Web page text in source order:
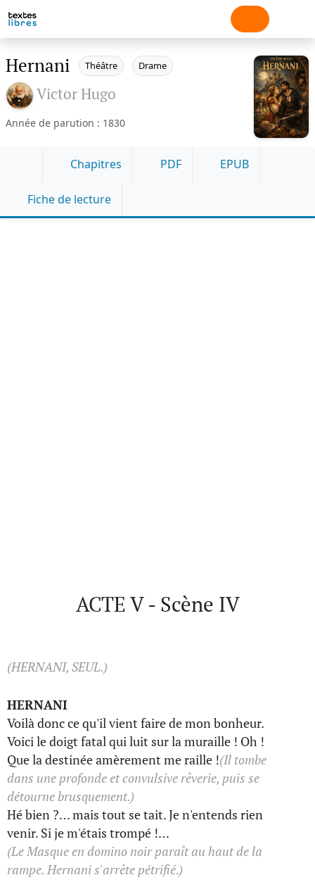
Hernani Théâtre Drame
Victor Hugo
Année de parution : 1830
Chapitres PDF EPUB
Fiche de lecture
ACTE V - Scène IV
(HERNANI, SEUL.)
HERNANI
Voilà donc ce qu'il vient faire de mon bonheur.
Voici le doigt fatal qui luit sur la muraille ! Oh !
Que la destinée amèrement me raille !(Il tombe
dans une profonde et convulsive rêverie, puis se
détourne brusquement.)
Hé bien ?… mais tout se tait. Je n'entends rien
venir. Si je m'étais trompé !…
(Le Masque en domino noir paraît au haut de la
rampe. Hernani s'arrête pétrifié.)